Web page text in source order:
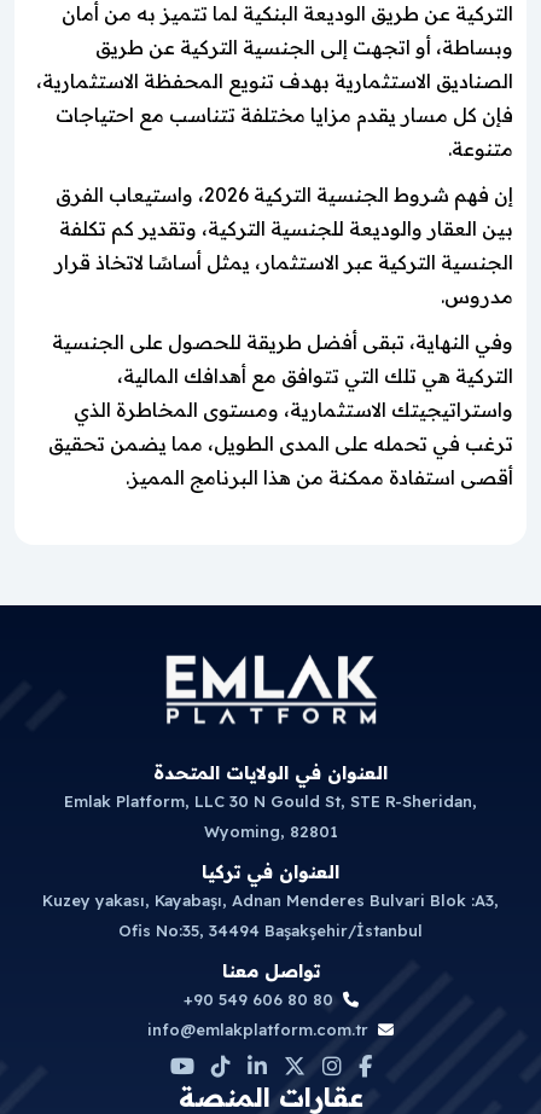
التركية عن طريق الوديعة البنكية لما تتميز به من أمان
وبساطة، أو اتجهت إلى الجنسية التركية عن طريق
الصناديق الاستثمارية بهدف تنويع المحفظة الاستثمارية،
فإن كل مسار يقدم مزايا مختلفة تتناسب مع احتياجات
متنوعة.
إن فهم شروط الجنسية التركية 2026، واستيعاب الفرق
بين العقار والوديعة للجنسية التركية، وتقدير كم تكلفة
الجنسية التركية عبر الاستثمار، يمثل أساسًا لاتخاذ قرار
مدروس.
وفي النهاية، تبقى أفضل طريقة للحصول على الجنسية
التركية هي تلك التي تتوافق مع أهدافك المالية،
واستراتيجيتك الاستثمارية، ومستوى المخاطرة الذي
ترغب في تحمله على المدى الطويل، مما يضمن تحقيق
أقصى استفادة ممكنة من هذا البرنامج المميز.
العنوان في الولايات المتحدة
Emlak Platform, LLC 30 N Gould St, STE R-Sheridan,
Wyoming, 82801
العنوان في تركيا
Kuzey yakası, Kayabaşı, Adnan Menderes Bulvari Blok :A3,
Ofis No:35, 34494 Başakşehir/İstanbul
تواصل معنا
+90 549 606 80 80
info@emlakplatform.com.tr
عقارات المنصة